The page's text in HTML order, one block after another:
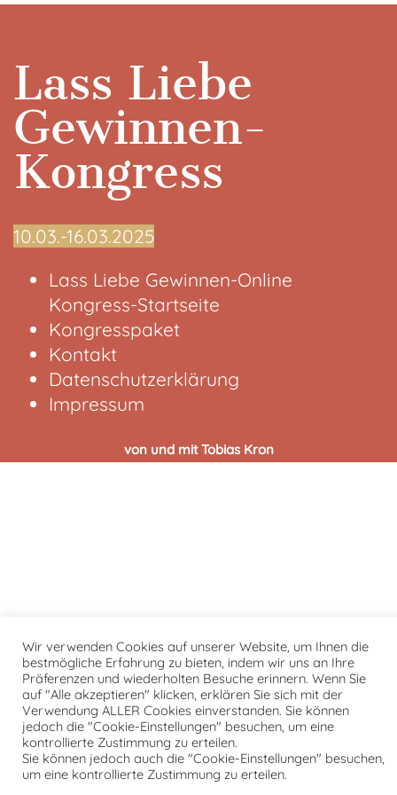
Lass Liebe
Gewinnen-
Kongress
10.03.-16.03.2025
Lass Liebe Gewinnen-Online
Kongress-Startseite
Kongresspaket
Kontakt
Datenschutzerklärung
Impressum
von und mit Tobias Kron
Wir verwenden Cookies auf unserer Website, um Ihnen die
bestmögliche Erfahrung zu bieten, indem wir uns an Ihre
Präferenzen und wiederholten Besuche erinnern. Wenn Sie
auf "Alle akzeptieren" klicken, erklären Sie sich mit der
Verwendung ALLER Cookies einverstanden. Sie können
jedoch die "Cookie-Einstellungen" besuchen, um eine
kontrollierte Zustimmung zu erteilen.
Sie können jedoch auch die "Cookie-Einstellungen" besuchen,
um eine kontrollierte Zustimmung zu erteilen.